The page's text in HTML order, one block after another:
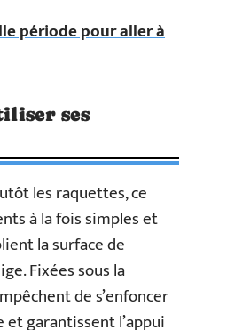
période pour aller à
ses
les raquettes, ce
à la fois simples et
la surface de
Fixées sous la
de s’enfoncer
et garantissent l’appui